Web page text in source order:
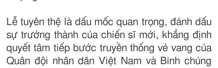
Lễ tuyên thệ là dấu mốc quan trọng, đánh dấu
sự trưởng thành của chiến sĩ mới, khẳng định
quyết tâm tiếp bước truyền thống vẻ vang của
Quân đội nhân dân Việt Nam và Binh chủng